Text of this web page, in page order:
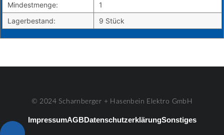
Mindestmenge:
1
Lagerbestand:
9 Stück
© 2024 Scharnberger + Hasenbein Elektro GmbH
ImpressumAGBDatenschutzerklärungSonstiges